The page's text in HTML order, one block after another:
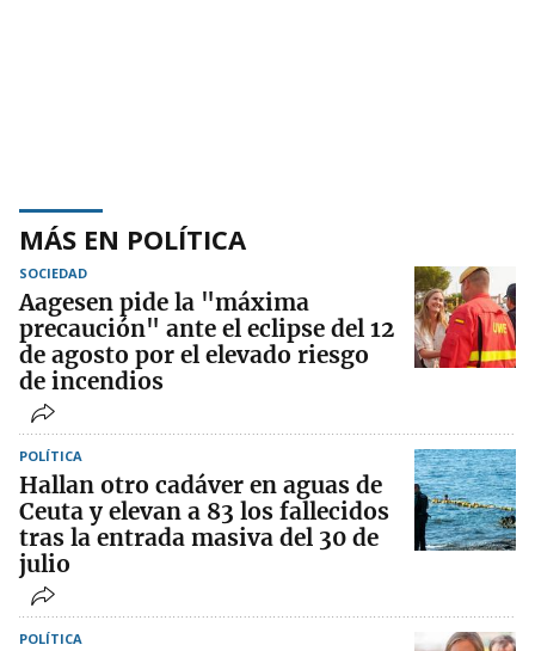
MÁS EN POLÍTICA
SOCIEDAD
Aagesen pide la "máxima
precaución" ante el eclipse del 12
de agosto por el elevado riesgo
de incendios
POLÍTICA
Hallan otro cadáver en aguas de
Ceuta y elevan a 83 los fallecidos
tras la entrada masiva del 30 de
julio
POLÍTICA